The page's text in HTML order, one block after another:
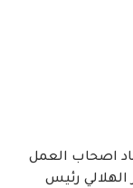
اصحاب العمل
الهلالي رئيس